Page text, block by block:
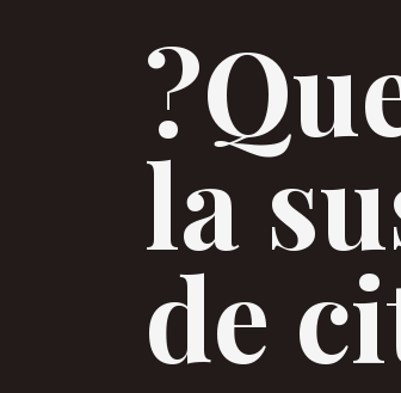
la
de